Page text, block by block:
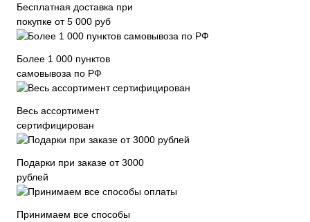
Бесплатная доставка при
покупке от 5 000 руб
Более 1 000 пунктов
самовывоза по РФ
Весь ассортимент
сертифицирован
Подарки при заказе от 3000
рублей
Принимаем все способы